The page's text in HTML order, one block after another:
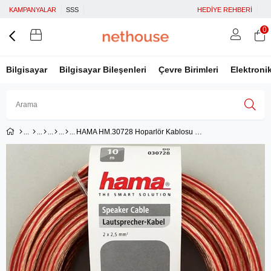
KAMPANYALAR SSS HEDİYE REHBERİ
Bilgisayar Bilgisayar Bileşenleri Çevre Birimleri
Facebook İle Bağlan
0
HAMA HM.30728 Hoparlör Kablosu 2x2.5mm² Transparan 10m